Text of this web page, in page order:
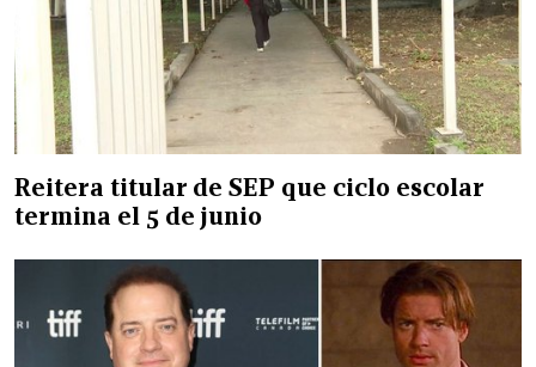
Reitera titular de SEP que ciclo escolar
termina el 5 de junio